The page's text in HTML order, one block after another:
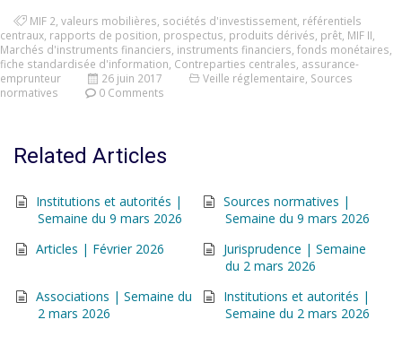
MIF 2 valeurs mobilières sociétés d'investissement référentiels
centraux rapports de position prospectus produits dérivés prêt MIF II
Marchés d'instruments financiers instruments financiers fonds monétaires
fiche standardisée d'information Contreparties centrales assurance-
emprunteur
26 juin 2017 Veille réglementaire Sources
normatives
0 Comments
Related Articles
Institutions et autorités |
Semaine du 9 mars 2026
Sources normatives |
Semaine du 9 mars 2026
Articles | Février 2026
Jurisprudence | Semaine
du 2 mars 2026
Associations | Semaine du
2 mars 2026
Institutions et autorités |
Semaine du 2 mars 2026